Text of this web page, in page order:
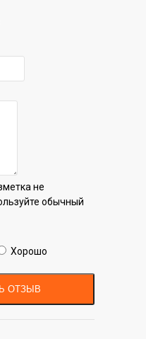
не
обычный
Хорошо
ОТЗЫВ